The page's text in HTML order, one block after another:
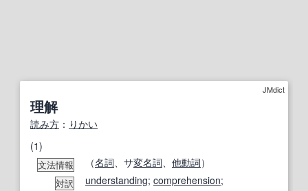
JMdict
理解
読み方 ： りかい
(1)
文法情報 （名詞 、サ変名詞 他動詞）
対訳 understanding; comprehension;